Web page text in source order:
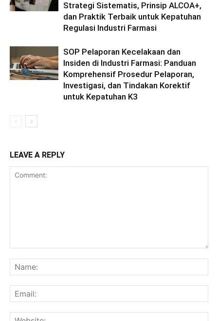
Strategi Sistematis, Prinsip ALCOA+,
dan Praktik Terbaik untuk Kepatuhan
Regulasi Industri Farmasi
SOP Pelaporan Kecelakaan dan
Insiden di Industri Farmasi: Panduan
Komprehensif Prosedur Pelaporan,
Investigasi, dan Tindakan Korektif
untuk Kepatuhan K3
LEAVE A REPLY